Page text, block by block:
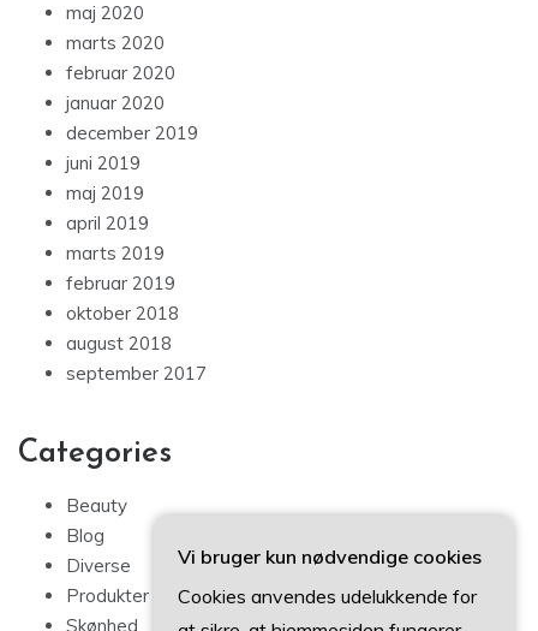
maj 2020
marts 2020
februar 2020
januar 2020
december 2019
juni 2019
maj 2019
april 2019
marts 2019
februar 2019
oktober 2018
august 2018
september 2017
Categories
Beauty
Blog
Diverse
Produkter
Skønhed
Vi bruger kun nødvendige cookies
Cookies anvendes udelukkende for